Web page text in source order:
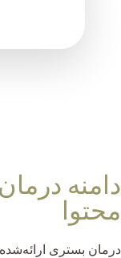
دامنه
محتوا